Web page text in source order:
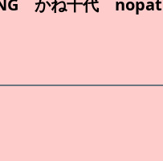
かね千代 nopat